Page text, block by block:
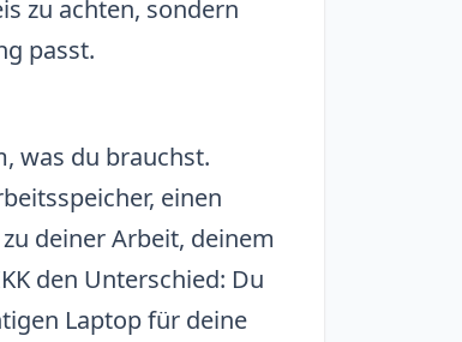
zu achten, sondern
passt.
was du brauchst.
einen
deiner Arbeit, deinem
den Unterschied: Du
Laptop für deine